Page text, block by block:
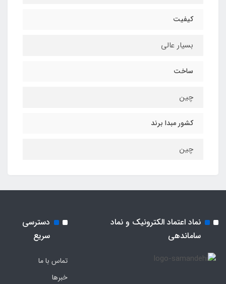
کیفیت
بسیار عالی
ساخت
چین
کشور مبدا برند
چین
نماد اعتماد الکترونیک و نماد
ساماندهی
دسترسی
سریع
تماس با ما
خبرها